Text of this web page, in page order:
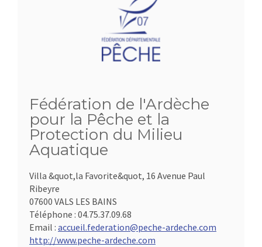
Fédération de l'Ardèche
pour la Pêche et la
Protection du Milieu
Aquatique
Villa &quot,la Favorite&quot, 16 Avenue Paul
Ribeyre
07600 VALS LES BAINS
Téléphone : 04.75.37.09.68
Email : accueil.federation@peche-ardeche.com
http://www.peche-ardeche.com